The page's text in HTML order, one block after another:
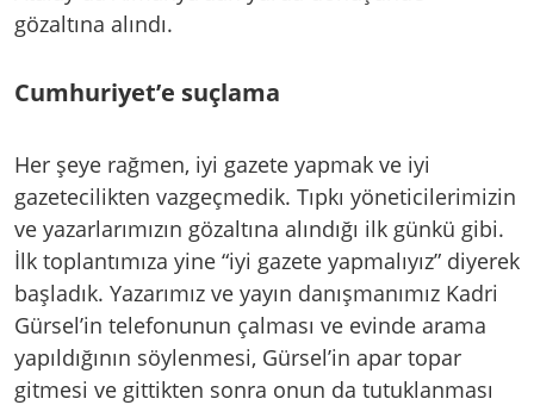
gözaltına alındı.
Cumhuriyet’e suçlama
Her şeye rağmen, iyi gazete yapmak ve iyi
gazetecilikten vazgeçmedik. Tıpkı yöneticilerimizin
ve yazarlarımızın gözaltına alındığı ilk günkü gibi.
İlk toplantımıza yine “iyi gazete yapmalıyız” diyerek
başladık. Yazarımız ve yayın danışmanımız Kadri
Gürsel’in telefonunun çalması ve evinde arama
yapıldığının söylenmesi, Gürsel’in apar topar
gitmesi ve gittikten sonra onun da tutuklanması